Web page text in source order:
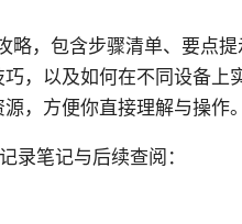
略，包含步骤清单、要点
，以及如何在不同设备上
，方便你直接理解与操作。
录笔记与后续查阅：